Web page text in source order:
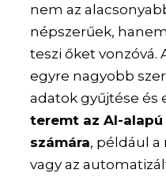
nem az
népszerűek,
teszi őket vonzóvá.
egyre nagyobb
adatok gyűjtése és
teremt az AI-
számára, például
vagy az